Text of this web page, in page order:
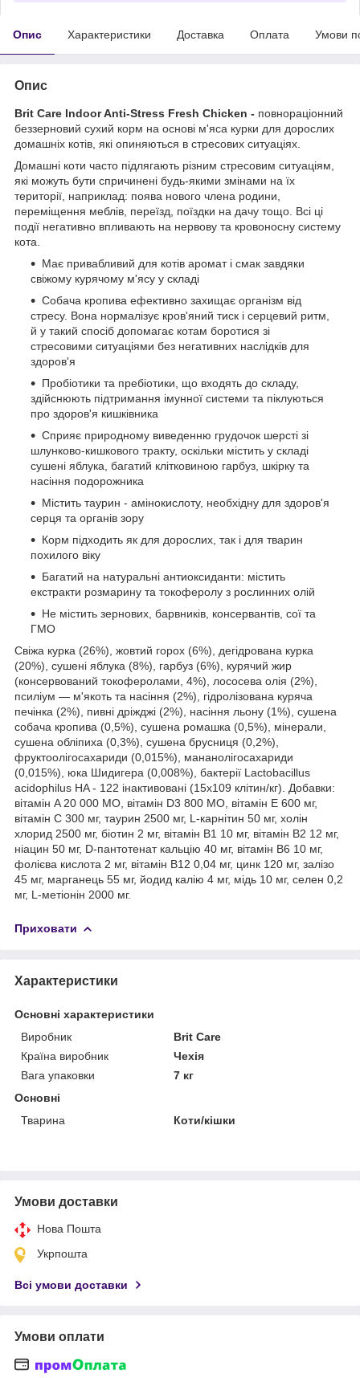
Опис Характеристики Доставка Оплата Умови
Опис
Brit Care Indoor Anti-Stress Fresh Chicken - повнораціонний
беззерновий сухий корм на основі м'яса курки для дорослих
домашніх котів, які опиняються в стресових ситуаціях.
Домашні коти часто підлягають різним стресовим ситуаціям,
які можуть бути спричинені будь-якими змінами на їх
території, наприклад: поява нового члена родини,
переміщення меблів, переїзд, поїздки на дачу тощо. Всі ці
події негативно впливають на нервову та кровоносну систему
кота.
Має привабливий для котів аромат і смак завдяки
свіжому курячому м'ясу у складі
Собача кропива ефективно захищає організм від
стресу. Вона нормалізує кров'яний тиск і серцевий ритм,
й у такий спосіб допомагає котам боротися зі
стресовими ситуаціями без негативних наслідків для
здоров'я
Пробіотики та пребіотики, що входять до складу,
здійснюють підтримання імунної системи та піклуються
про здоров'я кишківника
Сприяє природному виведенню грудочок шерсті зі
шлунково-кишкового тракту, оскільки містить у складі
сушені яблука, багатий клітковиною гарбуз, шкірку та
насіння подорожника
Містить таурин - амінокислоту, необхідну для здоров'я
серця та органів зору
Корм підходить як для дорослих, так і для тварин
похилого віку
Багатий на натуральні антиоксиданти: містить
екстракти розмарину та токоферолу з рослинних олій
Не містить зернових, барвників, консервантів, сої та
ГМО
Свіжа курка (26%), жовтий горох (6%), дегідрована курка
(20%), сушені яблука (8%), гарбуз (6%), курячий жир
(консервований токоферолами, 4%), лососева олія (2%),
псиліум — м'якоть та насіння (2%), гідролізована куряча
печінка (2%), пивні дріжджі (2%), насіння льону (1%), сушена
собача кропива (0,5%), сушена ромашка (0,5%), мінерали,
сушена обліпиха (0,3%), сушена брусниця (0,2%),
фруктоолігосахариди (0,015%), мананолігосахариди
(0,015%), юка Шидигера (0,008%), бактерії Lactobacillus
acidophilus HA - 122 інактивовані (15х109 клітин/кг). Добавки:
вітамін A 20 000 МО, вітамін D3 800 МО, вітамін E 600 мг,
вітамін C 300 мг, таурин 2500 мг, L-карнітин 50 мг, холін
хлорид 2500 мг, біотин 2 мг, вітамін B1 10 мг, вітамін B2 12 мг,
ніацин 50 мг, D-пантотенат кальцію 40 мг, вітамін B6 10 мг,
фолієва кислота 2 мг, вітамін B12 0,04 мг, цинк 120 мг, залізо
45 мг, марганець 55 мг, йодид калію 4 мг, мідь 10 мг, селен 0,2
мг, L-метіонін 2000 мг.
Приховати
Характеристики
Основні характеристики
Виробник
Brit Care
Країна виробник
Чехія
Вага упаковки
7 кг
Основні
Тварина
Коти/кішки
Умови доставки
Нова Пошта
Укрпошта
Всі умови доставки
Умови оплати